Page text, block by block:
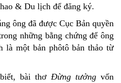
& Du lịch để đăng ký.
ông đã được Cục Bản quyền
những bằng chứng để ông
là một bản phôtô bản thảo từ
bài thơ Đừng tưởng vốn